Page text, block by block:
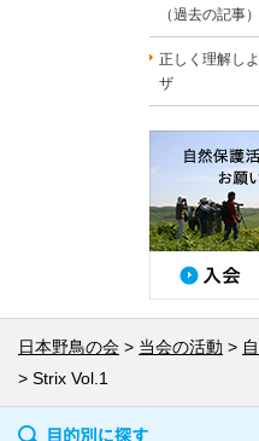
（過去の記事）
正しく理解し
ザ
日本野鳥の会 当会の活動
Strix Vol.1